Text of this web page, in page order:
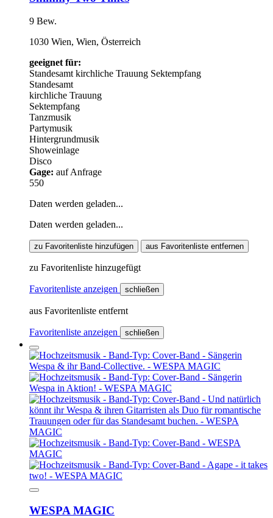
9 Bew.
1030 Wien, Wien, Österreich
geeignet für:
Standesamtkirchliche Trauung Sektempfang
Standesamt
kirchliche Trauung
Sektempfang
Tanzmusik
Partymusik
Hintergrundmusik
Showeinlage
Disco
Gage: auf Anfrage
550
Daten werden geladen...
Daten werden geladen...
zu Favoritenliste hinzufügen aus Favoritenliste entfernen
zu Favoritenliste hinzugefügt
Favoritenliste anzeigen schließen
aus Favoritenliste entfernt
Favoritenliste anzeigen schließen
WESPA MAGIC